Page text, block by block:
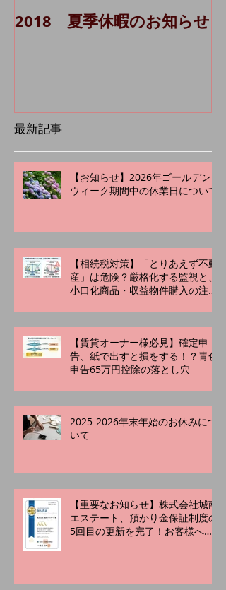
2018 夏季休暇のお知らせ
最新記事
【お知らせ】2026年ゴールデン
ウィーク期間中の休業日について
【相続税対策】「とりあえず不動
産」は危険？厳格化する監視と、
小口化商品・収益物件購入の注意
【賃貸オーナー様必見】確定申
告、紙で出すと損をする！？青色
申告65万円控除の落とし穴
2025-2026年末年始のお休みにつ
いて
【重要なお知らせ】株式会社城南
エステート、預かり金保証制度の
5回目の更新を完了！お客様への